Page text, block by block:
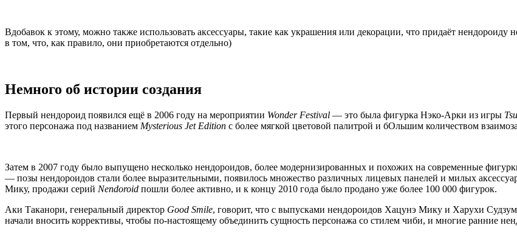
Вдобавок к этому, можно также использовать аксессуары, такие как украшения или декорации, что придаёт нендороиду
в том, что, как правило, они приобретаются отдельно)
Немного об истории создания
Первый нендороид появился ещё в 2006 году на мероприятии Wonder Festival — это была фигурка Нэко-Арки из игры
этого персонажа под названием Mysterious Jet Edition с более мягкой цветовой палитрой и бОльшим количеством
Затем в 2007 году было выпущено несколько нендороидов, более модернизированных и похожих на современные
— позы нендороидов стали более выразительными, появилось множество различных лицевых панелей и милых
Мику, продажи серий Nendoroid пошли более активно, и к концу 2010 года было продано уже более 100 000 фигурок.
Аки Таканори, генеральный директор Good Smile, говорит, что с выпусками нендороидов Хацунэ Мику и Харухи
начали вносить коррективы, чтобы по-настоящему объединить сущность персонажа со стилем чиби, и многие ранние